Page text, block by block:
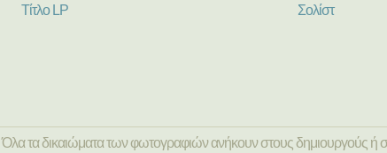
Τίτλο LP Σολίστ
Όλα τα δικαιώματα των φωτογραφιών ανήκουν στους δημιουργούς ή